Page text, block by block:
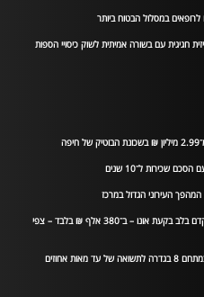
חגיגית עם בשורה אמיתית לשוק כיסויי הספות
העירוני הגדול במרכז
גני תקווה: קרקע פרטית להשקעה במתחם בתכנון מתקדם בלב בקעת אונו – ב־380 אלף ₪ בלבד – צפי
אחוזים